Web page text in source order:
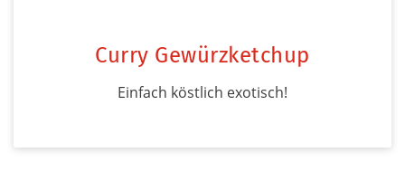
Curry Gewürzketchup
Einfach köstlich exotisch!